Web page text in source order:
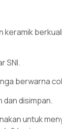
keramik
SNI.
berwarna
dan disimpan.
untuk